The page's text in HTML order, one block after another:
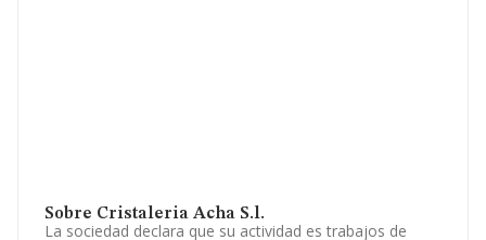
Sobre Cristaleria Acha S.l.
La sociedad declara que su actividad es trabajos de